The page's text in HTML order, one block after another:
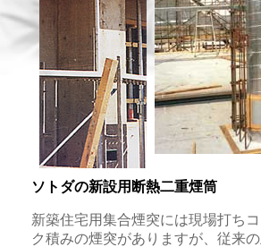
ソトダの新設用断熱二重煙筒
新築住宅用集合煙突には現場打ち
ク積みの煙突がありますが、従来